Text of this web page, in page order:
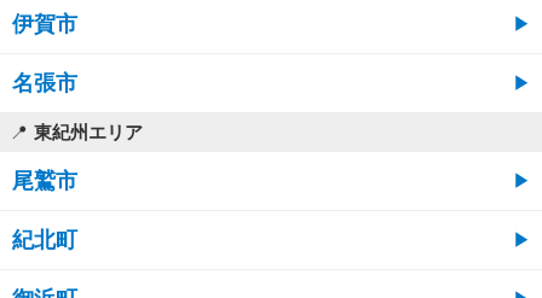
伊賀市
名張市
東紀州エリア
尾鷲市
紀北町